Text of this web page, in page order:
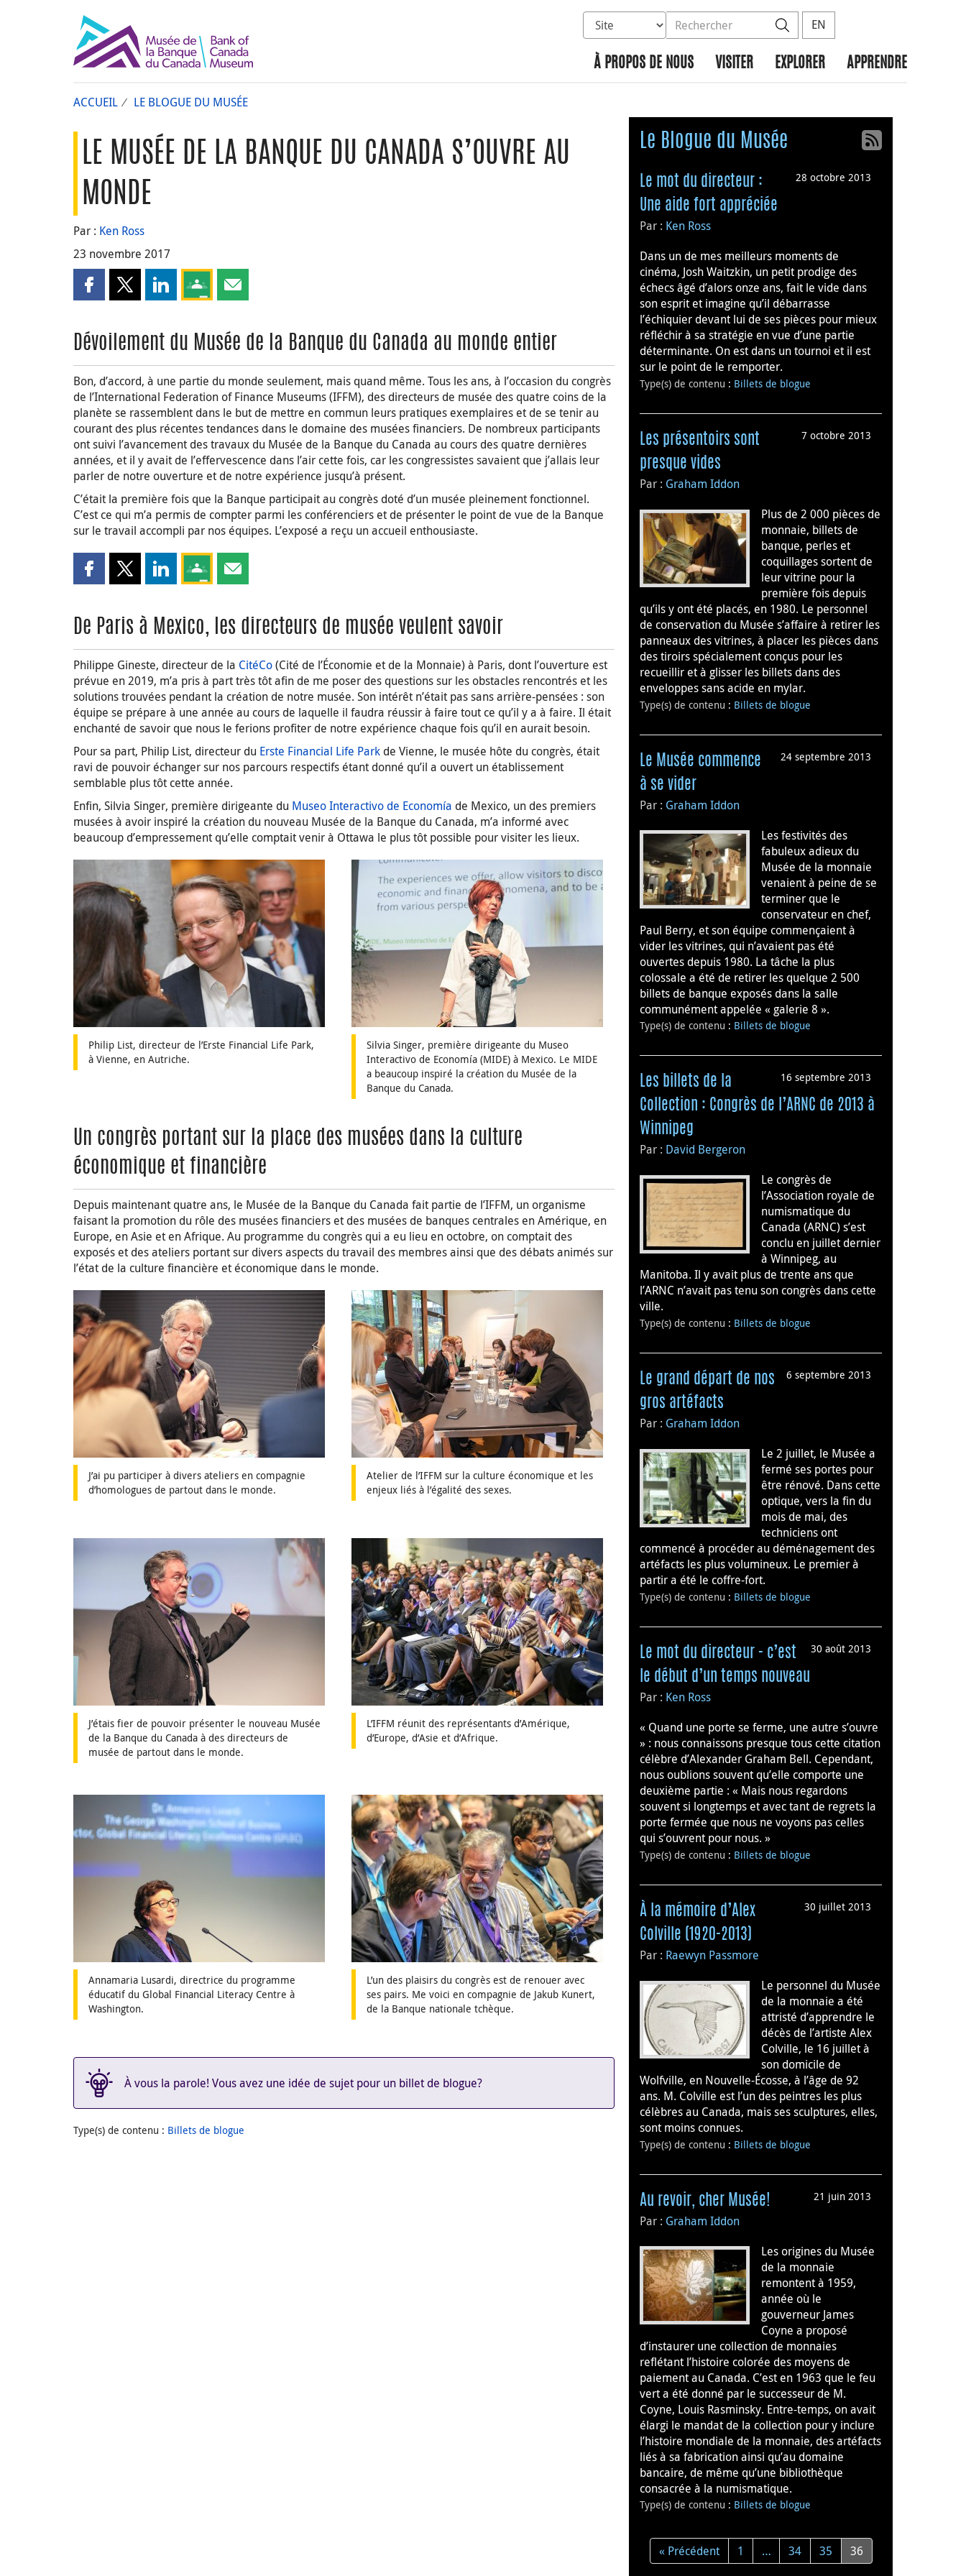
Sélectionnez la base de données à rechercher
Rechercher dans le site Rechercher
EN
À PROPOS DE NOUS VISITER EXPLORER APPRENDRE
ACCUEIL LE BLOGUE DU MUSÉE
LE MUSÉE DE LA BANQUE DU CANADA S’OUVRE AU
MONDE
Par : Ken Ross
23 novembre 2017
Partager cette page sur Facebook
Partager cette page sur X
Partager cette page sur LinkedIn
Partagez cette page sur Google Classroom
Partager cette page par courriel
Dévoilement du Musée de la Banque du Canada au monde entier
Bon, d’accord, à une partie du monde seulement, mais quand même. Tous les ans, à l’occasion du congrès
de l’International Federation of Finance Museums (IFFM), des directeurs de musée des quatre coins de la
planète se rassemblent dans le but de mettre en commun leurs pratiques exemplaires et de se tenir au
courant des plus récentes tendances dans le domaine des musées financiers. De nombreux participants
ont suivi l’avancement des travaux du Musée de la Banque du Canada au cours des quatre dernières
années, et il y avait de l’effervescence dans l’air cette fois, car les congressistes savaient que j’allais leur
parler de notre ouverture et de notre expérience jusqu’à présent.
C’était la première fois que la Banque participait au congrès doté d’un musée pleinement fonctionnel.
C’est ce qui m’a permis de compter parmi les conférenciers et de présenter le point de vue de la Banque
sur le travail accompli par nos équipes. L’exposé a reçu un accueil enthousiaste.
Partager cette page sur Facebook
Partager cette page sur X
Partager cette page sur LinkedIn
Partagez cette page sur Google Classroom
Partager cette page par courriel
De Paris à Mexico, les directeurs de musée veulent savoir
Philippe Gineste, directeur de la CitéCo(Cité de l’Économie et de la Monnaie) à Paris, dont l’ouverture est
prévue en 2019, m’a pris à part très tôt afin de me poser des questions sur les obstacles rencontrés et les
solutions trouvées pendant la création de notre musée. Son intérêt n’était pas sans arrière-pensées : son
équipe se prépare à une année au cours de laquelle il faudra réussir à faire tout ce qu’il y a à faire. Il était
enchanté de savoir que nous le ferions profiter de notre expérience chaque fois qu’il en aurait besoin.
Pour sa part, Philip List, directeur du Erste Financial Life Park de Vienne, le musée hôte du congrès, était
ravi de pouvoir échanger sur nos parcours respectifs étant donné qu’il a ouvert un établissement
semblable plus tôt cette année.
Enfin, Silvia Singer, première dirigeante du Museo Interactivo de Economía de Mexico, un des premiers
musées à avoir inspiré la création du nouveau Musée de la Banque du Canada, m’a informé avec
beaucoup d’empressement qu’elle comptait venir à Ottawa le plus tôt possible pour visiter les lieux.
Philip List, directeur de l’Erste Financial Life Park,
à Vienne, en Autriche.
Silvia Singer, première dirigeante du Museo
Interactivo de Economía (MIDE) à Mexico. Le MIDE
a beaucoup inspiré la création du Musée de la
Banque du Canada.
Un congrès portant sur la place des musées dans la culture
économique et financière
Depuis maintenant quatre ans, le Musée de la Banque du Canada fait partie de l’IFFM, un organisme
faisant la promotion du rôle des musées financiers et des musées de banques centrales en Amérique, en
Europe, en Asie et en Afrique. Au programme du congrès qui a eu lieu en octobre, on comptait des
exposés et des ateliers portant sur divers aspects du travail des membres ainsi que des débats animés sur
l’état de la culture financière et économique dans le monde.
J’ai pu participer à divers ateliers en compagnie
d’homologues de partout dans le monde.
Atelier de l’IFFM sur la culture économique et les
enjeux liés à l’égalité des sexes.
J’étais fier de pouvoir présenter le nouveau Musée
de la Banque du Canada à des directeurs de
musée de partout dans le monde.
L’IFFM réunit des représentants d’Amérique,
d’Europe, d’Asie et d’Afrique.
Annamaria Lusardi, directrice du programme
éducatif du Global Financial Literacy Centre à
Washington.
L’un des plaisirs du congrès est de renouer avec
ses pairs. Me voici en compagnie de Jakub Kunert,
de la Banque nationale tchèque.
À vous la parole! Vous avez une idée de sujet pour un billet de blogue?
Type(s) de contenu : Billets de blogue
Le Blogue du Musée
28 octobre 2013
Le mot du directeur :
Une aide fort appréciée
Par : Ken Ross
Dans un de mes meilleurs moments de
cinéma, Josh Waitzkin, un petit prodige des
échecs âgé d’alors onze ans, fait le vide dans
son esprit et imagine qu’il débarrasse
l’échiquier devant lui de ses pièces pour mieux
réfléchir à sa stratégie en vue d’une partie
déterminante. On est dans un tournoi et il est
sur le point de le remporter.
Type(s) de contenu : Billets de blogue
7 octobre 2013
Les présentoirs sont
presque vides
Par : Graham Iddon
Plus de 2 000 pièces de
monnaie, billets de
banque, perles et
coquillages sortent de
leur vitrine pour la
première fois depuis
qu’ils y ont été placés, en 1980. Le personnel
de conservation du Musée s’affaire à retirer les
panneaux des vitrines, à placer les pièces dans
des tiroirs spécialement conçus pour les
recueillir et à glisser les billets dans des
enveloppes sans acide en mylar.
Type(s) de contenu : Billets de blogue
24 septembre 2013
Le Musée commence
à se vider
Par : Graham Iddon
Les festivités des
fabuleux adieux du
Musée de la monnaie
venaient à peine de se
terminer que le
conservateur en chef,
Paul Berry, et son équipe commençaient à
vider les vitrines, qui n’avaient pas été
ouvertes depuis 1980. La tâche la plus
colossale a été de retirer les quelque 2 500
billets de banque exposés dans la salle
communément appelée « galerie 8 ».
Type(s) de contenu : Billets de blogue
16 septembre 2013
Les billets de la
Collection : Congrès de l’ARNC de 2013 à
Winnipeg
Par : David Bergeron
Le congrès de
l’Association royale de
numismatique du
Canada (ARNC) s’est
conclu en juillet dernier
à Winnipeg, au
Manitoba. Il y avait plus de trente ans que
l’ARNC n’avait pas tenu son congrès dans cette
ville.
Type(s) de contenu : Billets de blogue
6 septembre 2013
Le grand départ de nos
gros artéfacts
Par : Graham Iddon
Le 2 juillet, le Musée a
fermé ses portes pour
être rénové. Dans cette
optique, vers la fin du
mois de mai, des
techniciens ont
commencé à procéder au déménagement des
artéfacts les plus volumineux. Le premier à
partir a été le coffre-fort.
Type(s) de contenu : Billets de blogue
30 août 2013
Le mot du directeur - c’est
le début d’un temps nouveau
Par : Ken Ross
« Quand une porte se ferme, une autre s’ouvre
» : nous connaissons presque tous cette citation
célèbre d’Alexander Graham Bell. Cependant,
nous oublions souvent qu’elle comporte une
deuxième partie : « Mais nous regardons
souvent si longtemps et avec tant de regrets la
porte fermée que nous ne voyons pas celles
qui s’ouvrent pour nous. »
Type(s) de contenu : Billets de blogue
30 juillet 2013
À la mémoire d’Alex
Colville (1920-2013)
Par : Raewyn Passmore
Le personnel du Musée
de la monnaie a été
attristé d’apprendre le
décès de l’artiste Alex
Colville, le 16 juillet à
son domicile de
Wolfville, en Nouvelle-Écosse, à l’âge de 92
ans. M. Colville est l’un des peintres les plus
célèbres au Canada, mais ses sculptures, elles,
sont moins connues.
Type(s) de contenu : Billets de blogue
21 juin 2013
Au revoir, cher Musée!
Par : Graham Iddon
Les origines du Musée
de la monnaie
remontent à 1959,
année où le
gouverneur James
Coyne a proposé
d’instaurer une collection de monnaies
reflétant l’histoire colorée des moyens de
paiement au Canada. C’est en 1963 que le feu
vert a été donné par le successeur de M.
Coyne, Louis Rasminsky. Entre-temps, on avait
élargi le mandat de la collection pour y inclure
l’histoire mondiale de la monnaie, des artéfacts
liés à sa fabrication ainsi qu’au domaine
bancaire, de même qu’une bibliothèque
consacrée à la numismatique.
Type(s) de contenu : Billets de blogue
« Précédent 1 … 34 35 36